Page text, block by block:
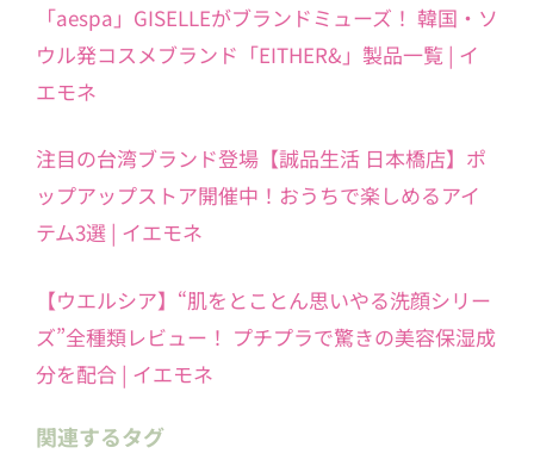
「aespa」GISELLEがブランドミューズ！ 韓国・ソ
ウル発コスメブランド「EITHER&」製品一覧 | イ
エモネ
注目の台湾ブランド登場【誠品生活 日本橋店】ポ
ップアップストア開催中！おうちで楽しめるアイ
テム3選 | イエモネ
【ウエルシア】“肌をとことん思いやる洗顔シリー
ズ”全種類レビュー！ プチプラで驚きの美容保湿成
分を配合 | イエモネ
関連するタグ